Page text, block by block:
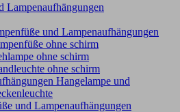
Lampenaufhängungen
und Lampenaufhängungen
ohne schirm
ohne schirm
ohne schirm
Hangelampe und
und Lampenaufhängungen